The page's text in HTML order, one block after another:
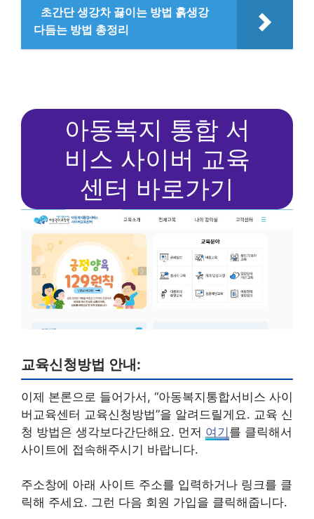
초간단 생강차 끓이는 방법 흙생강
다듬는 방법 총정리
아동복지 통합 서
비스 사이버 교육
센터 바로가기
교육신청방법 안내:
이제 본론으로 들어가서, “아동복지통합서비스 사이
버교육센터 교육신청방법”을 알려드릴게요. 교육 신
청 방법은 생각보다간단해요. 먼저 여기를 클릭해서
사이트에 접속해주시기 바랍니다.
주소창에 아래 사이트 주소를 입력하거나 링크를 클
릭해 주세요. 그런 다음 회원 가입을 클릭해줍니다.